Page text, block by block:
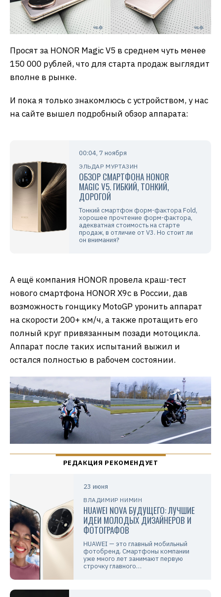
Просят за HONOR Magic V5 в среднем чуть менее
150 000 рублей, что для старта продаж выглядит
вполне в рынке.
И пока я только знакомлюсь с устройством, у нас
на сайте вышел подробный обзор аппарата:
00:04, 7 ноября
ЭЛЬДАР МУРТАЗИН
ОБЗОР СМАРТФОНА HONOR
MAGIC V5. ГИБКИЙ, ТОНКИЙ,
ДОРОГОЙ
Тонкий смартфон форм-фактора Fold,
хорошее прочтение форм-фактора,
адекватная стоимость на старте
продаж, в отличие от V3. Но стоит ли
он внимания?
А ещё компания HONOR провела краш-тест
нового смартфона HONOR X9c в России, дав
возможность гонщику MotoGP уронить аппарат
на скорости 200+ км/ч, а также протащить его
полный круг привязанным позади мотоцикла.
Аппарат после таких испытаний выжил и
остался полностью в рабочем состоянии.
23 июня
ВЛАДИМИР НИМИН
HUAWEI NOVA БУДУЩЕГО: ЛУЧШИЕ
ИДЕИ МОЛОДЫХ ДИЗАЙНЕРОВ И
ФОТОГРАФОВ
HUAWEI — это главный мобильный
фотобренд. Смартфоны компании
уже много лет занимают первую
строчку главного…